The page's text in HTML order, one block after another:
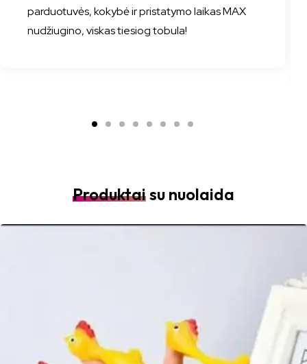
parduotuvės, kokybė ir pristatymo laikas MAX
nudžiugino, viskas tiesiog tobula!
Produktaisu nuolaida